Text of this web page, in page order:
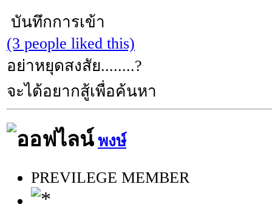
บันทึกการเข้า
(3 people liked this)
อย่าหยุดสงสัย........?
จะได้อยากสู้เพื่อค้นหา
พงษ์
PREVILEGE MEMBER